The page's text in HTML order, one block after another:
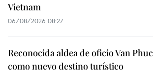
Vietnam
06/08/2026 08:27
Reconocida aldea de oficio Van Phuc
como nuevo destino turístico